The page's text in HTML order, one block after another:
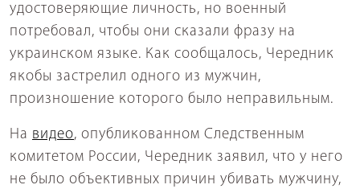
удостоверяющие личность, но военный
потребовал, чтобы они сказали фразу на
украинском языке. Как сообщалось, Чередник
якобы застрелил одного из мужчин,
произношение которого было неправильным.
На видео, опубликованном Следственным
комитетом России, Чередник заявил, что у него
не было объективных причин убивать мужчину,